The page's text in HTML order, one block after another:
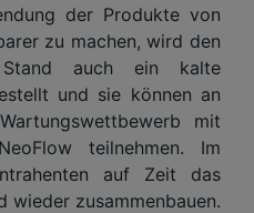
der Produkte von
zu machen, wird den
auch ein kalte
und sie können an
mit
teilnehmen. Im
auf Zeit das
wieder zusammenbauen.